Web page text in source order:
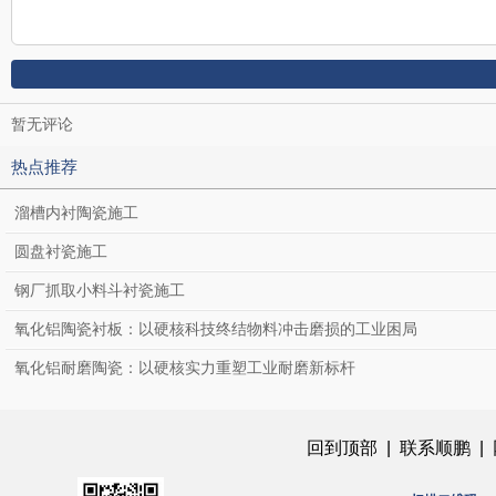
暂无评论
热点推荐
溜槽内衬陶瓷施工
圆盘衬瓷施工
钢厂抓取小料斗衬瓷施工
氧化铝陶瓷衬板：以硬核科技终结物料冲击磨损的工业困局
氧化铝耐磨陶瓷：以硬核实力重塑工业耐磨新标杆
回到顶部 联系顺鹏